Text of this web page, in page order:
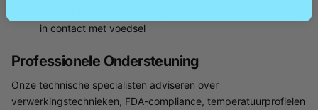
in contact met voedsel
Professionele Ondersteuning
Onze technische specialisten adviseren over
verwerkingstechnieken, FDA-compliance, temperatuurprofielen